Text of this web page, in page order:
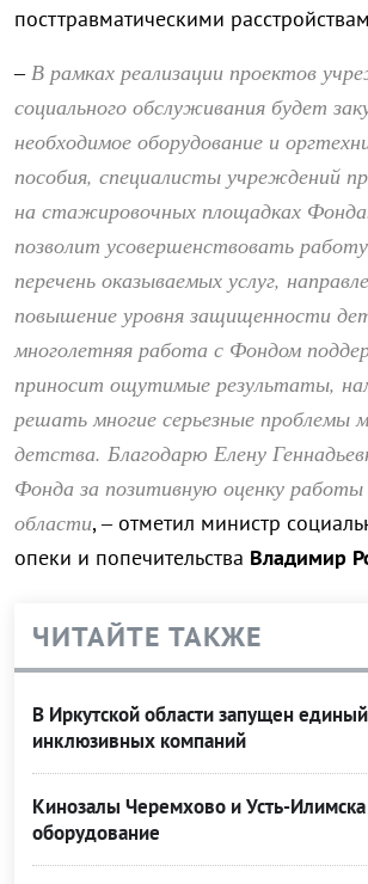
посттравматическими
–В рамках реализации проектов
социального обслуживания будет
необходимое оборудование и
пособия, специалисты учреждений
на стажировочных площадках
позволит усовершенствовать
перечень оказываемых услуг,
повышение уровня защищенности
многолетняя работа с Фондом
приносит ощутимые результаты,
решать многие серьезные проблемы
детства. Благодарю Елену
Фонда за позитивную оценку
области, – отметил министр
опеки и попечительства Владимир
ЧИТАЙТЕ ТАКЖЕ
В Иркутской области запущен
инклюзивных компаний
Кинозалы Черемхово и Усть-Илимска
оборудование